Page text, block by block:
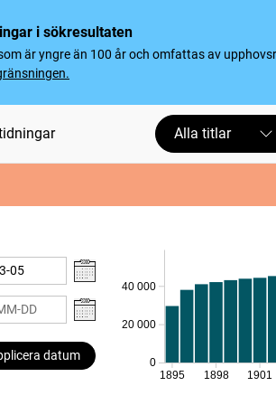
i sökresultaten
är yngre än 100 år och omfattas av
Alla titlar
datum
0
20 000
40 000
1895 1898 1901